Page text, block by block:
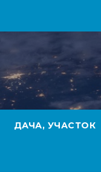
ДАЧА, УЧАСТОК